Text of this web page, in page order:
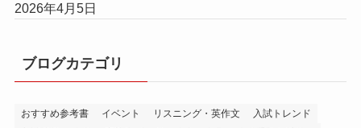
2026年4月5日
ブログカテゴリ
おすすめ参考書 イベント リスニング・英作文
入試トレンド